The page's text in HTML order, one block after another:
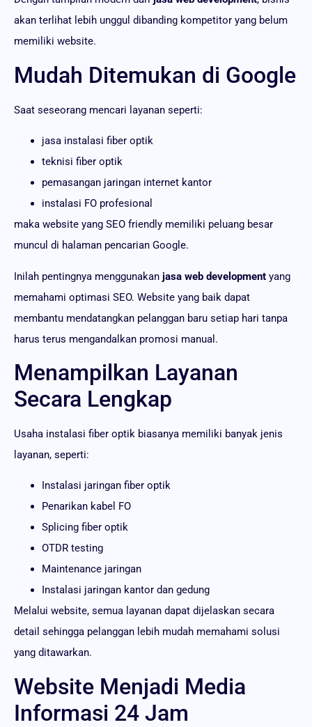
akan terlihat lebih unggul dibanding kompetitor yang belum
memiliki website.
Mudah Ditemukan di Google
Saat seseorang mencari layanan seperti:
jasa instalasi fiber optik
teknisi fiber optik
pemasangan jaringan internet kantor
instalasi FO profesional
maka website yang SEO friendly memiliki peluang besar
muncul di halaman pencarian Google.
Inilah pentingnya menggunakan jasa web development yang
memahami optimasi SEO. Website yang baik dapat
membantu mendatangkan pelanggan baru setiap hari tanpa
harus terus mengandalkan promosi manual.
Menampilkan Layanan
Secara Lengkap
Usaha instalasi fiber optik biasanya memiliki banyak jenis
layanan, seperti:
Instalasi jaringan fiber optik
Penarikan kabel FO
Splicing fiber optik
OTDR testing
Maintenance jaringan
Instalasi jaringan kantor dan gedung
Melalui website, semua layanan dapat dijelaskan secara
detail sehingga pelanggan lebih mudah memahami solusi
yang ditawarkan.
Website Menjadi Media
Informasi 24 Jam